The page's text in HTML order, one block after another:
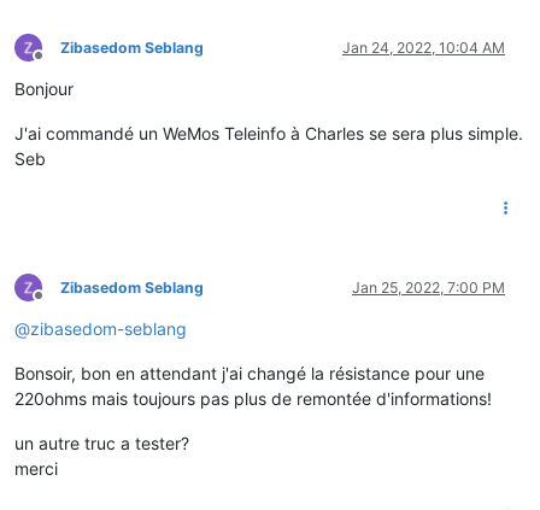
Offline
Zibasedom Seblang Jan 24, 2022, 10:04 AM
Bonjour
J'ai commandé un WeMos Teleinfo à Charles se sera plus simple.
Seb
Offline
Zibasedom Seblang Jan 25, 2022, 7:00 PM
@zibasedom-seblang
Bonsoir, bon en attendant j'ai changé la résistance pour une
220ohms mais toujours pas plus de remontée d'informations!
un autre truc a tester?
merci